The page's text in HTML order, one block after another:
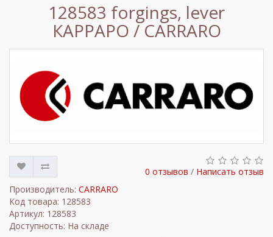
128583 forgings, lever
КАРРАРО / CARRARO
0 отзывов / Написать отзыв
Производитель: CARRARO
Код товара: 128583
Артикул: 128583
Доступность: На складе